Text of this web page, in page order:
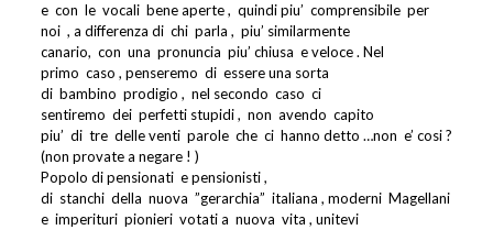
e con le vocali bene aperte , quindi piu’ comprensibile per
noi , a differenza di chi parla , piu’ similarmente
canario, con una pronuncia piu’ chiusa e veloce . Nel
primo caso , penseremo di essere una sorta
di bambino prodigio , nel secondo caso ci
sentiremo dei perfetti stupidi , non avendo capito
piu’ di tre delle venti parole che ci hanno detto …non e’ cosi ?
(non provate a negare ! )
Popolo di pensionati e pensionisti ,
di stanchi della nuova ”gerarchia” italiana , moderni Magellani
e imperituri pionieri votati a nuova vita , unitevi